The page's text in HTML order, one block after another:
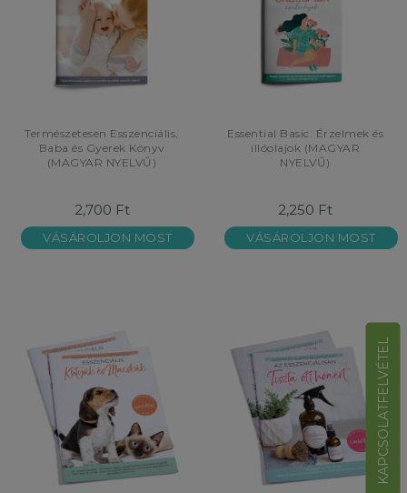
Természetesen Esszenciális,
Baba és Gyerek Könyv
(MAGYAR NYELVŰ)
2,700 Ft
VÁSÁROLJON MOST
Essential Basic: Érzelmek és
illóolajok (MAGYAR
NYELVŰ)
2,250 Ft
VÁSÁROLJON MOST
KAPCSOLATFELVÉTEL